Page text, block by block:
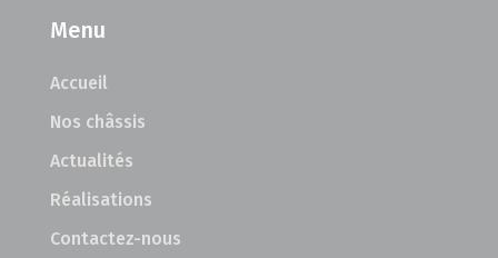
Menu
Accueil
Nos châssis
Actualités
Réalisations
Contactez-nous